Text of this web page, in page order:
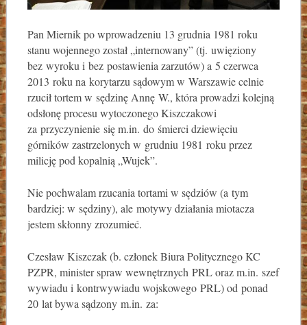
Pan Miernik po wprowadzeniu 13 grudnia 1981 roku
stanu wojennego został „internowany” (tj. uwięziony
bez wyroku i bez postawienia zarzutów) a 5 czerwca
2013 roku na korytarzu sądowym w Warszawie celnie
rzucił tortem w sędzinę Annę W., która prowadzi kolejną
odsłonę procesu wytoczonego Kiszczakowi
za przyczynienie się m.in. do śmierci dziewięciu
górników zastrzelonych w grudniu 1981 roku przez
milicję pod kopalnią „Wujek”.
Nie pochwalam rzucania tortami w sędziów (a tym
bardziej: w sędziny), ale motywy działania miotacza
jestem skłonny zrozumieć.
Czesław Kiszczak (b. członek Biura Politycznego KC
PZPR, minister spraw wewnętrznych PRL oraz m.in. szef
wywiadu i kontrwywiadu wojskowego PRL) od ponad
20 lat bywa sądzony m.in. za: